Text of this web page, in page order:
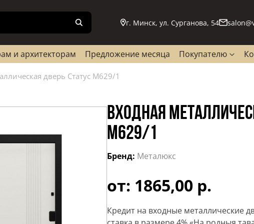
г. Минск, ул. Сурганова, 54
и архитекторам Предложение месяца Покупателю
дверь Статус М629/1
ВХОДНАЯ
М629/1
Бренд: Металюкс
от: 1865,00 р.
Кредит на входные металлические